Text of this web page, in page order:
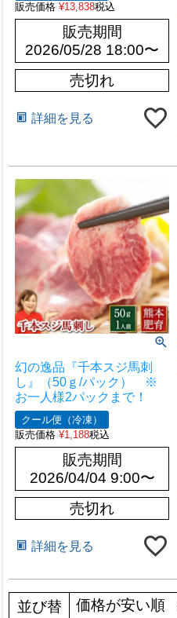
販売価格 ¥13,838税込
販売期間
2026/05/28 18:00〜
売切れ
詳細を見る
幻の逸品『千本スジ馬刺
し』（50ｇ/パック） ※
お一人様2パックまで！
クール便（冷凍）
販売価格 ¥1,188税込
販売期間
2026/04/04 9:00〜
売切れ
詳細を見る
並び替
価格が安い順